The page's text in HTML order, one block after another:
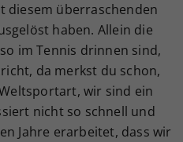
diesem überraschenden
haben. Allein die
im Tennis drinnen sind,
da merkst du schon,
wir sind ein
nicht so schnell und
Jahre erarbeitet, dass wir